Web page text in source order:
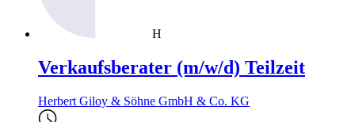
H
Verkaufsberater (m/w/d) Teilzeit
Herbert Giloy & Söhne GmbH & Co. KG